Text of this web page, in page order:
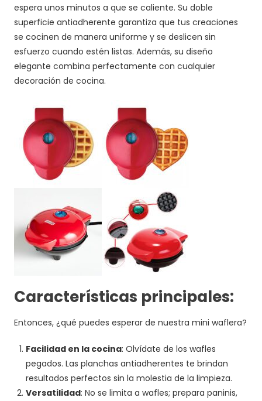
espera unos minutos a que se caliente. Su doble
superficie antiadherente garantiza que tus creaciones
se cocinen de manera uniforme y se deslicen sin
esfuerzo cuando estén listas. Además, su diseño
elegante combina perfectamente con cualquier
decoración de cocina.
Características principales:
Entonces, ¿qué puedes esperar de nuestra mini waflera?
Facilidad en la cocina: Olvídate de los wafles
pegados. Las planchas antiadherentes te brindan
resultados perfectos sin la molestia de la limpieza.
Versatilidad: No se limita a wafles; prepara paninis,